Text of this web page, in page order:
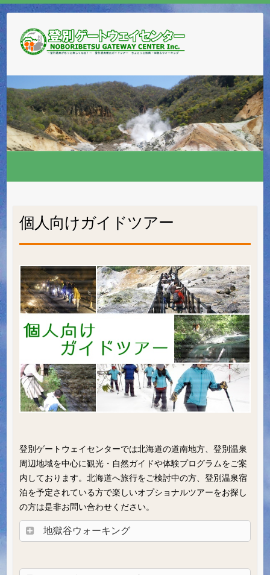
個人向けガイドツアー
登別ゲートウェイセンターでは北海道の道南地方、登別温泉
周辺地域を中心に観光・自然ガイドや体験プログラムをご案
内しております。北海道へ旅行をご検討中の方、登別温泉宿
泊を予定されている方で楽しいオプショナルツアーをお探し
の方は是非お問い合わせください。
地獄谷ウォーキング